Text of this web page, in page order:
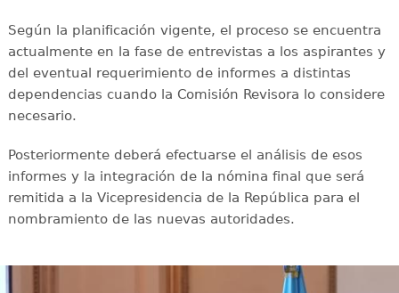
Según la planificación vigente, el proceso se encuentra
actualmente en la fase de entrevistas a los aspirantes y
del eventual requerimiento de informes a distintas
dependencias cuando la Comisión Revisora lo considere
necesario.
Posteriormente deberá efectuarse el análisis de esos
informes y la integración de la nómina final que será
remitida a la Vicepresidencia de la República para el
nombramiento de las nuevas autoridades.